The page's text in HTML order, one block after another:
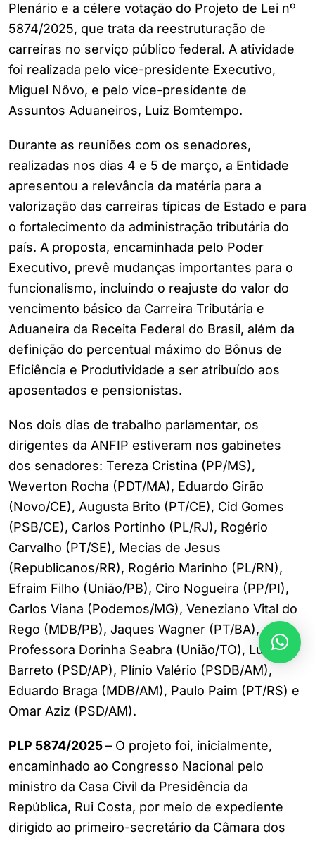
Plenário e a célere votação do Projeto de Lei nº
5874/2025, que trata da reestruturação de
carreiras no serviço público federal. A atividade
foi realizada pelo vice-presidente Executivo,
Miguel Nôvo, e pelo vice-presidente de
Assuntos Aduaneiros, Luiz Bomtempo.
Durante as reuniões com os senadores,
realizadas nos dias 4 e 5 de março, a Entidade
apresentou a relevância da matéria para a
valorização das carreiras típicas de Estado e para
o fortalecimento da administração tributária do
país. A proposta, encaminhada pelo Poder
Executivo, prevê mudanças importantes para o
funcionalismo, incluindo o reajuste do valor do
vencimento básico da Carreira Tributária e
Aduaneira da Receita Federal do Brasil, além da
definição do percentual máximo do Bônus de
Eficiência e Produtividade a ser atribuído aos
aposentados e pensionistas.
Nos dois dias de trabalho parlamentar, os
dirigentes da ANFIP estiveram nos gabinetes
dos senadores: Tereza Cristina (PP/MS),
Weverton Rocha (PDT/MA), Eduardo Girão
(Novo/CE), Augusta Brito (PT/CE), Cid Gomes
(PSB/CE), Carlos Portinho (PL/RJ), Rogério
Carvalho (PT/SE), Mecias de Jesus
(Republicanos/RR), Rogério Marinho (PL/RN),
Efraim Filho (União/PB), Ciro Nogueira (PP/PI),
Carlos Viana (Podemos/MG), Veneziano Vital do
Rego (MDB/PB), Jaques Wagner (PT/BA),
Professora Dorinha Seabra (União/TO), Lucas
Barreto (PSD/AP), Plínio Valério (PSDB/AM),
Eduardo Braga (MDB/AM), Paulo Paim (PT/RS) e
Omar Aziz (PSD/AM).
PLP 5874/2025 – O projeto foi, inicialmente,
encaminhado ao Congresso Nacional pelo
ministro da Casa Civil da Presidência da
República, Rui Costa, por meio de expediente
dirigido ao primeiro-secretário da Câmara dos